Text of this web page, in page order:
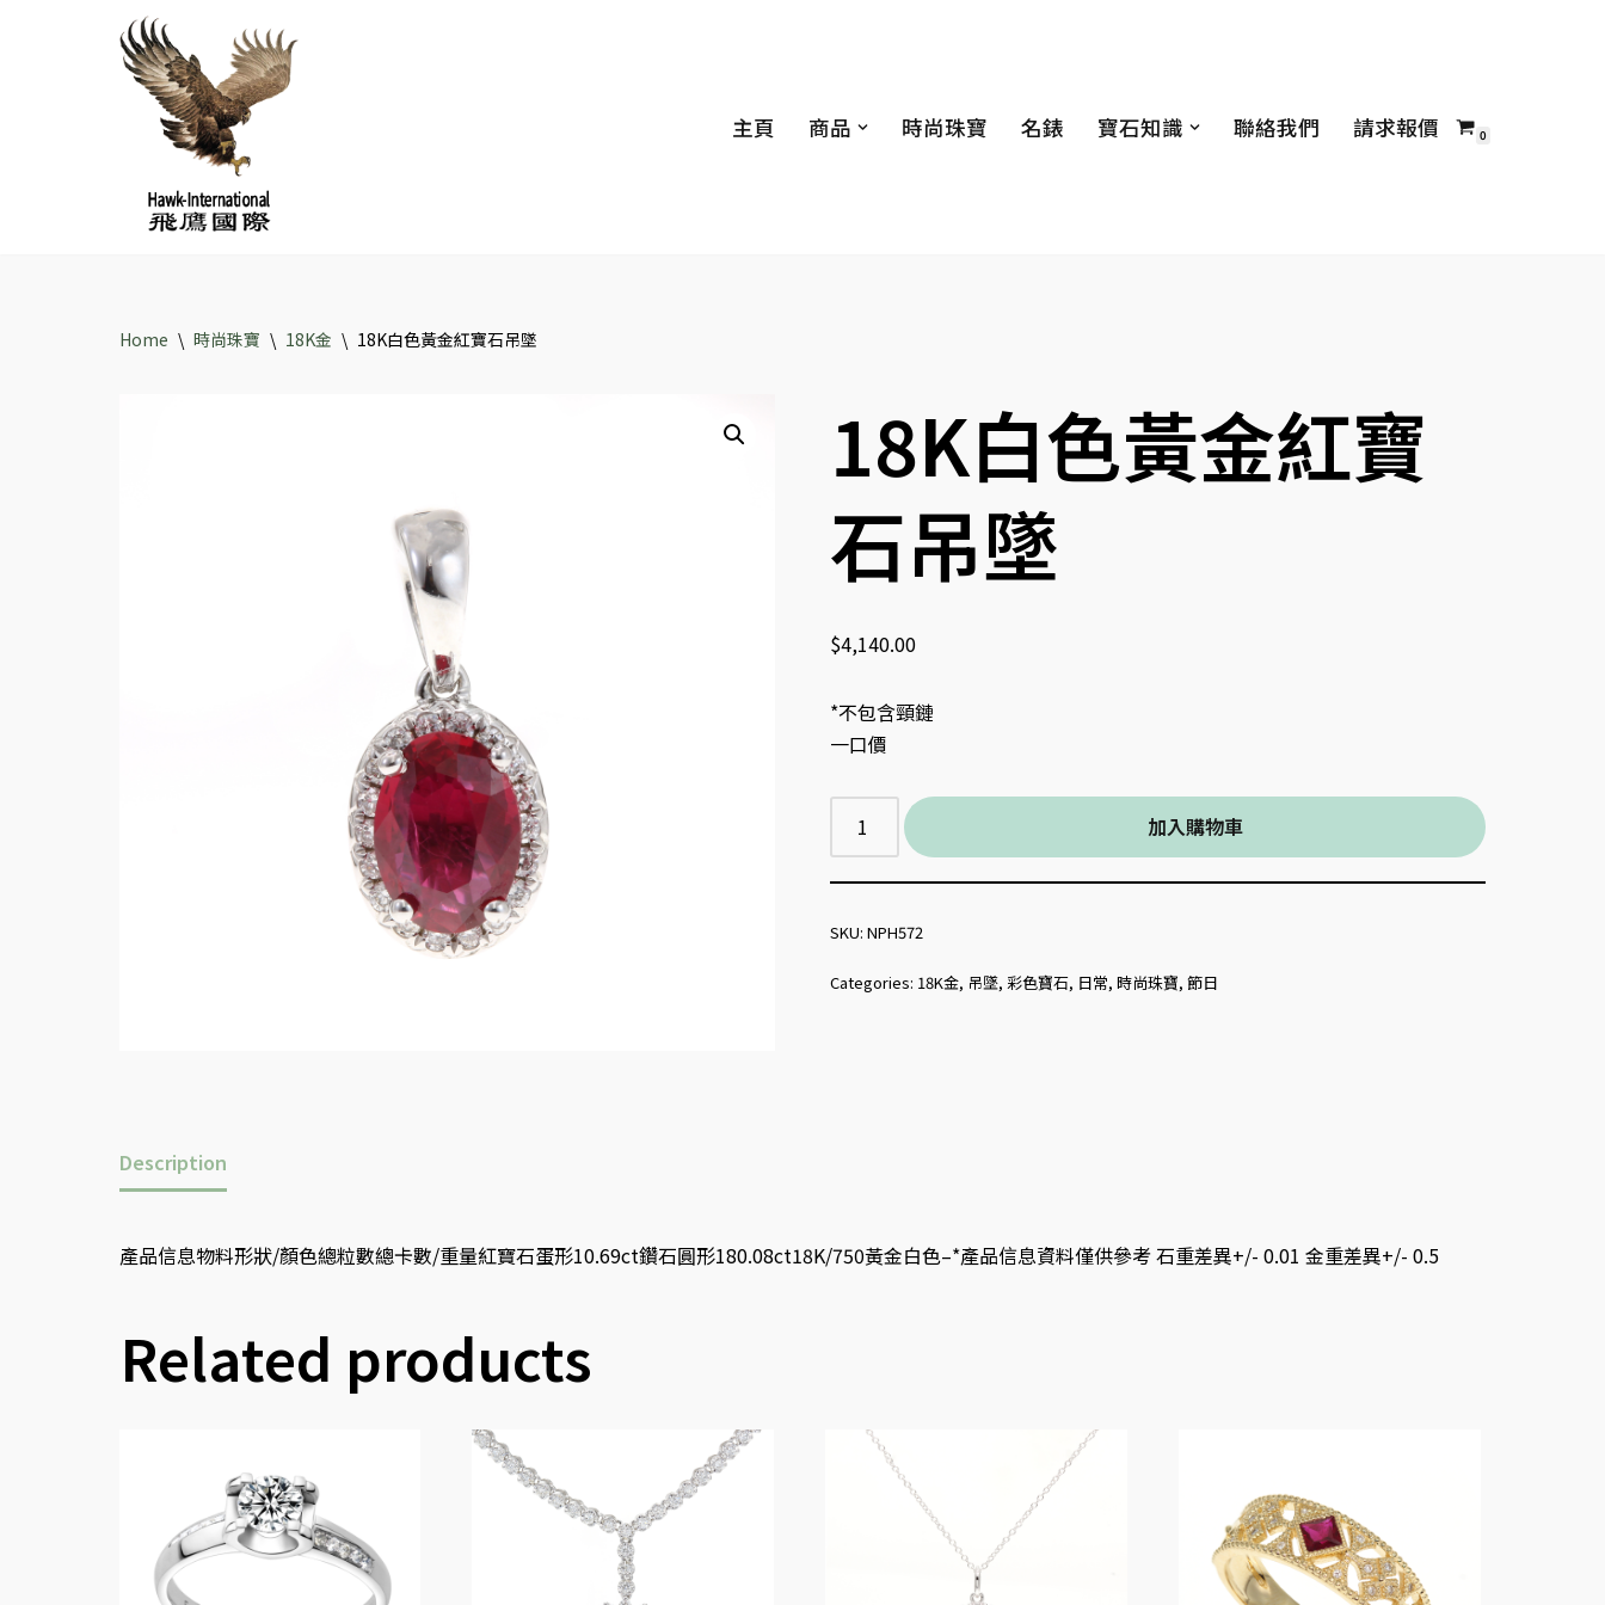
主頁 商品 時尚珠寶 名錶 寶石知識 聯絡我們 請求報價 0
Home \ 時尚珠寶 \ 18K金 \ 18K白色黃金紅寶石吊墜
18K白色黃金紅寶
石吊墜
$4,140.00
*不包含頸鏈
一口價
加入購物車
SKU: NPH572
Categories: 18K金, 吊墜, 彩色寶石, 日常, 時尚珠寶, 節日
Description
產品信息物料形狀/顏色總粒數總卡數/重量紅寶石蛋形10.69ct鑽石圓形180.08ct18K/750黃金白色–*產品信息資料僅供參考 石重差異+/- 0.01 金重差異+/- 0.5
Related products